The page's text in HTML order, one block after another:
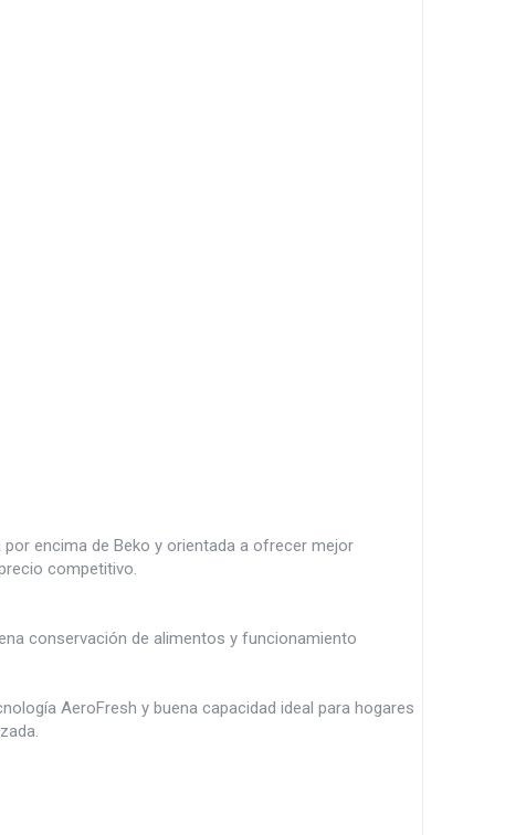
encima de Beko y orientada a ofrecer mejor
competitivo.
conservación de alimentos y funcionamiento
AeroFresh y buena capacidad ideal para hogares